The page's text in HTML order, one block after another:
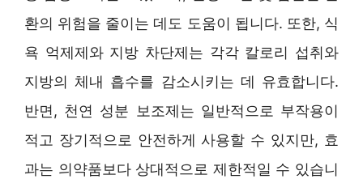
환의 위험을 줄이는 데도 도움이 됩니다. 또한, 식
욕 억제제와 지방 차단제는 각각 칼로리 섭취와
지방의 체내 흡수를 감소시키는 데 유효합니다.
반면, 천연 성분 보조제는 일반적으로 부작용이
적고 장기적으로 안전하게 사용할 수 있지만, 효
과는 의약품보다 상대적으로 제한적일 수 있습니